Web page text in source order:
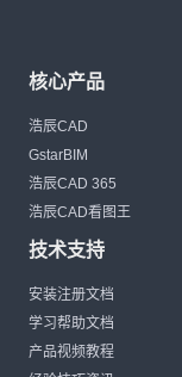
核心产品
浩辰CAD
GstarBIM
浩辰CAD 365
浩辰CAD看图王
技术支持
安装注册文档
学习帮助文档
产品视频教程